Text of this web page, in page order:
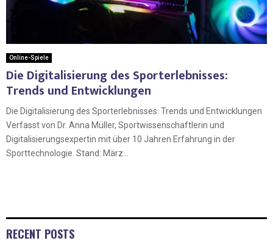
Online-Spiele
Die Digitalisierung des Sporterlebnisses:
Trends und Entwicklungen
Die Digitalisierung des Sporterlebnisses: Trends und Entwicklungen
Verfasst von Dr. Anna Müller, Sportwissenschaftlerin und
Digitalisierungsexpertin mit über 10 Jahren Erfahrung in der
Sporttechnologie. Stand: März...
RECENT POSTS